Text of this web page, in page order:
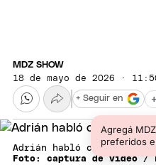
MDZ SHOW
18 de mayo de 2026 ·
+
Agregá
preferidos
+ Seguir en
Adrián habló con la
Foto: captura de video /